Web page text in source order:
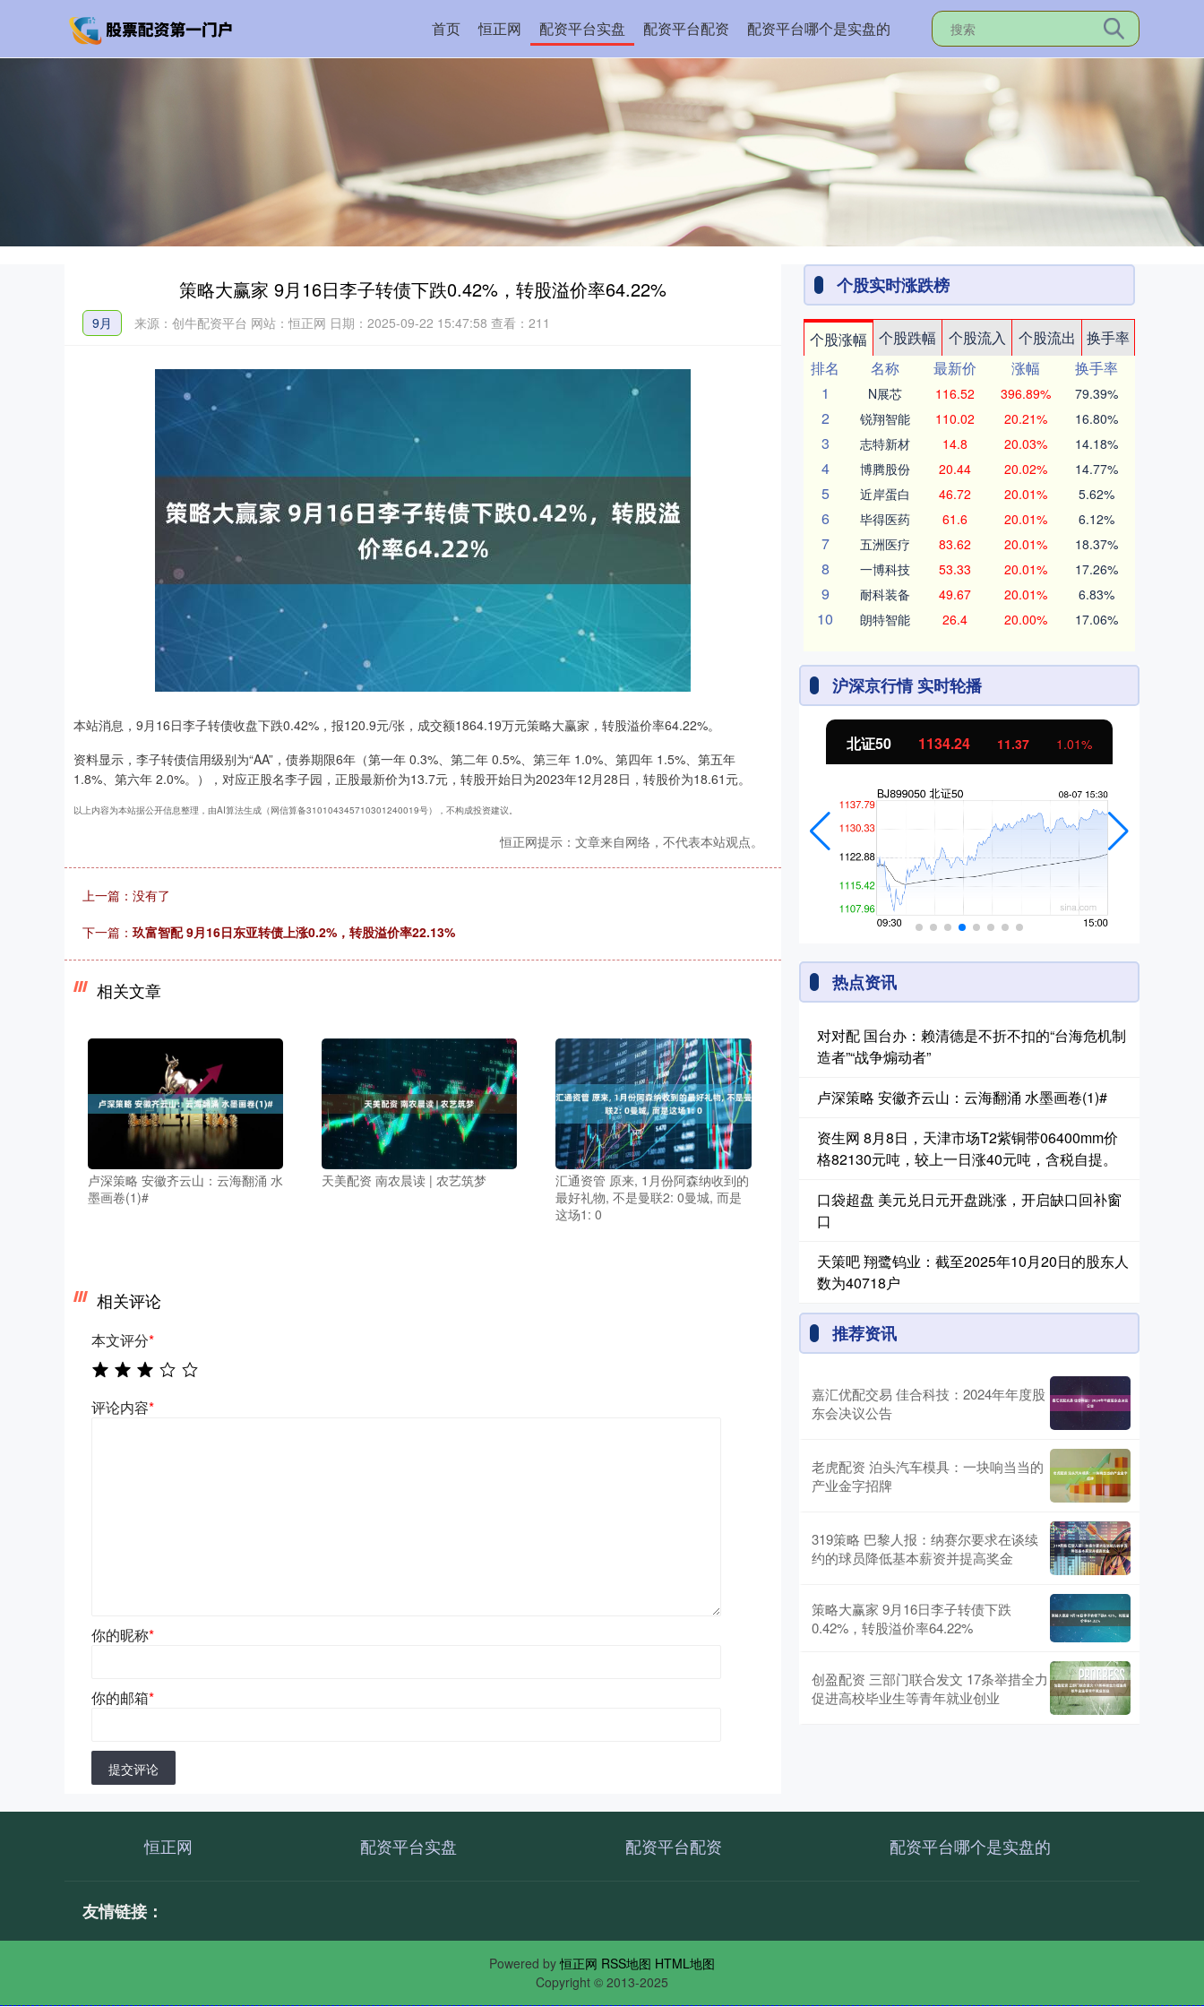
首页 恒正网 配资平台实盘 配资平台配资 配资平台哪个是实盘的
策略大赢家 9月16日李子转债下跌0.42%，转股溢价率64.22%
9月 来源：创牛配资平台 网站：恒正网 日期：2025-09-22 15:47:58 查看：211
本站消息，9月16日李子转债收盘下跌0.42%，报120.9元/张，成交额1864.19万元策略大赢家，转股溢价率64.22%。
资料显示，李子转债信用级别为“AA”，债券期限6年（第一年 0.3%、第二年 0.5%、第三年 1.0%、第四年 1.5%、第五年
1.8%、第六年 2.0%。），对应正股名李子园，正股最新价为13.7元，转股开始日为2023年12月28日，转股价为18.61元。
以上内容为本站据公开信息整理，由AI算法生成（网信算备310104345710301240019号），不构成投资建议。
恒正网提示：文章来自网络，不代表本站观点。
上一篇：没有了
下一篇： 玖富智配 9月16日东亚转债上涨0.2%，转股溢价率22.13%
相关文章
卢深策略 安徽齐云山：云海翻涌 水
墨画卷(1)#
天美配资 南农晨读 | 农艺筑梦
汇通资管 原来, 1月份阿森纳收到的
最好礼物, 不是曼联2: 0曼城, 而是
这场1: 0
相关评论
本文评分*
评论内容*
你的昵称*
你的邮箱*
提交评论
个股实时涨跌榜
个股涨幅 个股跌幅 个股流入 个股流出
换手率
排名
名称 最新价 涨幅
换手率
1
N展芯 116.52 396.89% 79.39%
2 锐翔智能 110.02 20.21% 16.80%
3 志特新材 14.8 20.03% 14.18%
4 博腾股份 20.44 20.02% 14.77%
5 近岸蛋白 46.72 20.01% 5.62%
6 毕得医药 61.6 20.01% 6.12%
7 五洲医疗 83.62 20.01% 18.37%
8 一博科技 53.33 20.01% 17.26%
9 耐科装备 49.67 20.01% 6.83%
10 朗特智能 26.4 20.00% 17.06%
沪深京行情 实时轮播
北证50 1134.24 11.37 1.01%
热点资讯
对对配 国台办：赖清德是不折不扣的“台海危机制
造者”“战争煽动者”
卢深策略 安徽齐云山：云海翻涌 水墨画卷(1)#
资生网 8月8日，天津市场T2紫铜带06400mm价
格82130元吨，较上一日涨40元吨，含税自提。
口袋超盘 美元兑日元开盘跳涨，开启缺口回补窗
口
天策吧 翔鹭钨业：截至2025年10月20日的股东人
数为40718户
推荐资讯
嘉汇优配交易 佳合科技：2024年年度股
东会决议公告
老虎配资 泊头汽车模具：一块响当当的
产业金字招牌
319策略 巴黎人报：纳赛尔要求在谈续
约的球员降低基本薪资并提高奖金
策略大赢家 9月16日李子转债下跌
0.42%，转股溢价率64.22%
创盈配资 三部门联合发文 17条举措全力
促进高校毕业生等青年就业创业
恒正网 配资平台实盘 配资平台配资 配资平台哪个是实盘的
友情链接：
Powered by恒正网 RSS地图 HTML地图
Copyright © 2013-2025